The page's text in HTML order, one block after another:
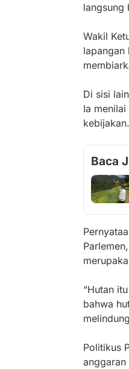
langsung
Wakil
lapangan
Di sisi
Ia
kebijakan.
Baca
“Hutan
bahwa
Politikus